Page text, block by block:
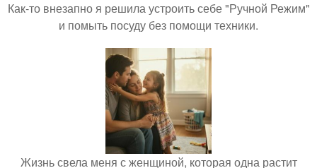
Как-то внезапно я решила устроить себе "Ручной Режим"
и помыть посуду без помощи техники.
Жизнь свела меня с женщиной, которая одна растит